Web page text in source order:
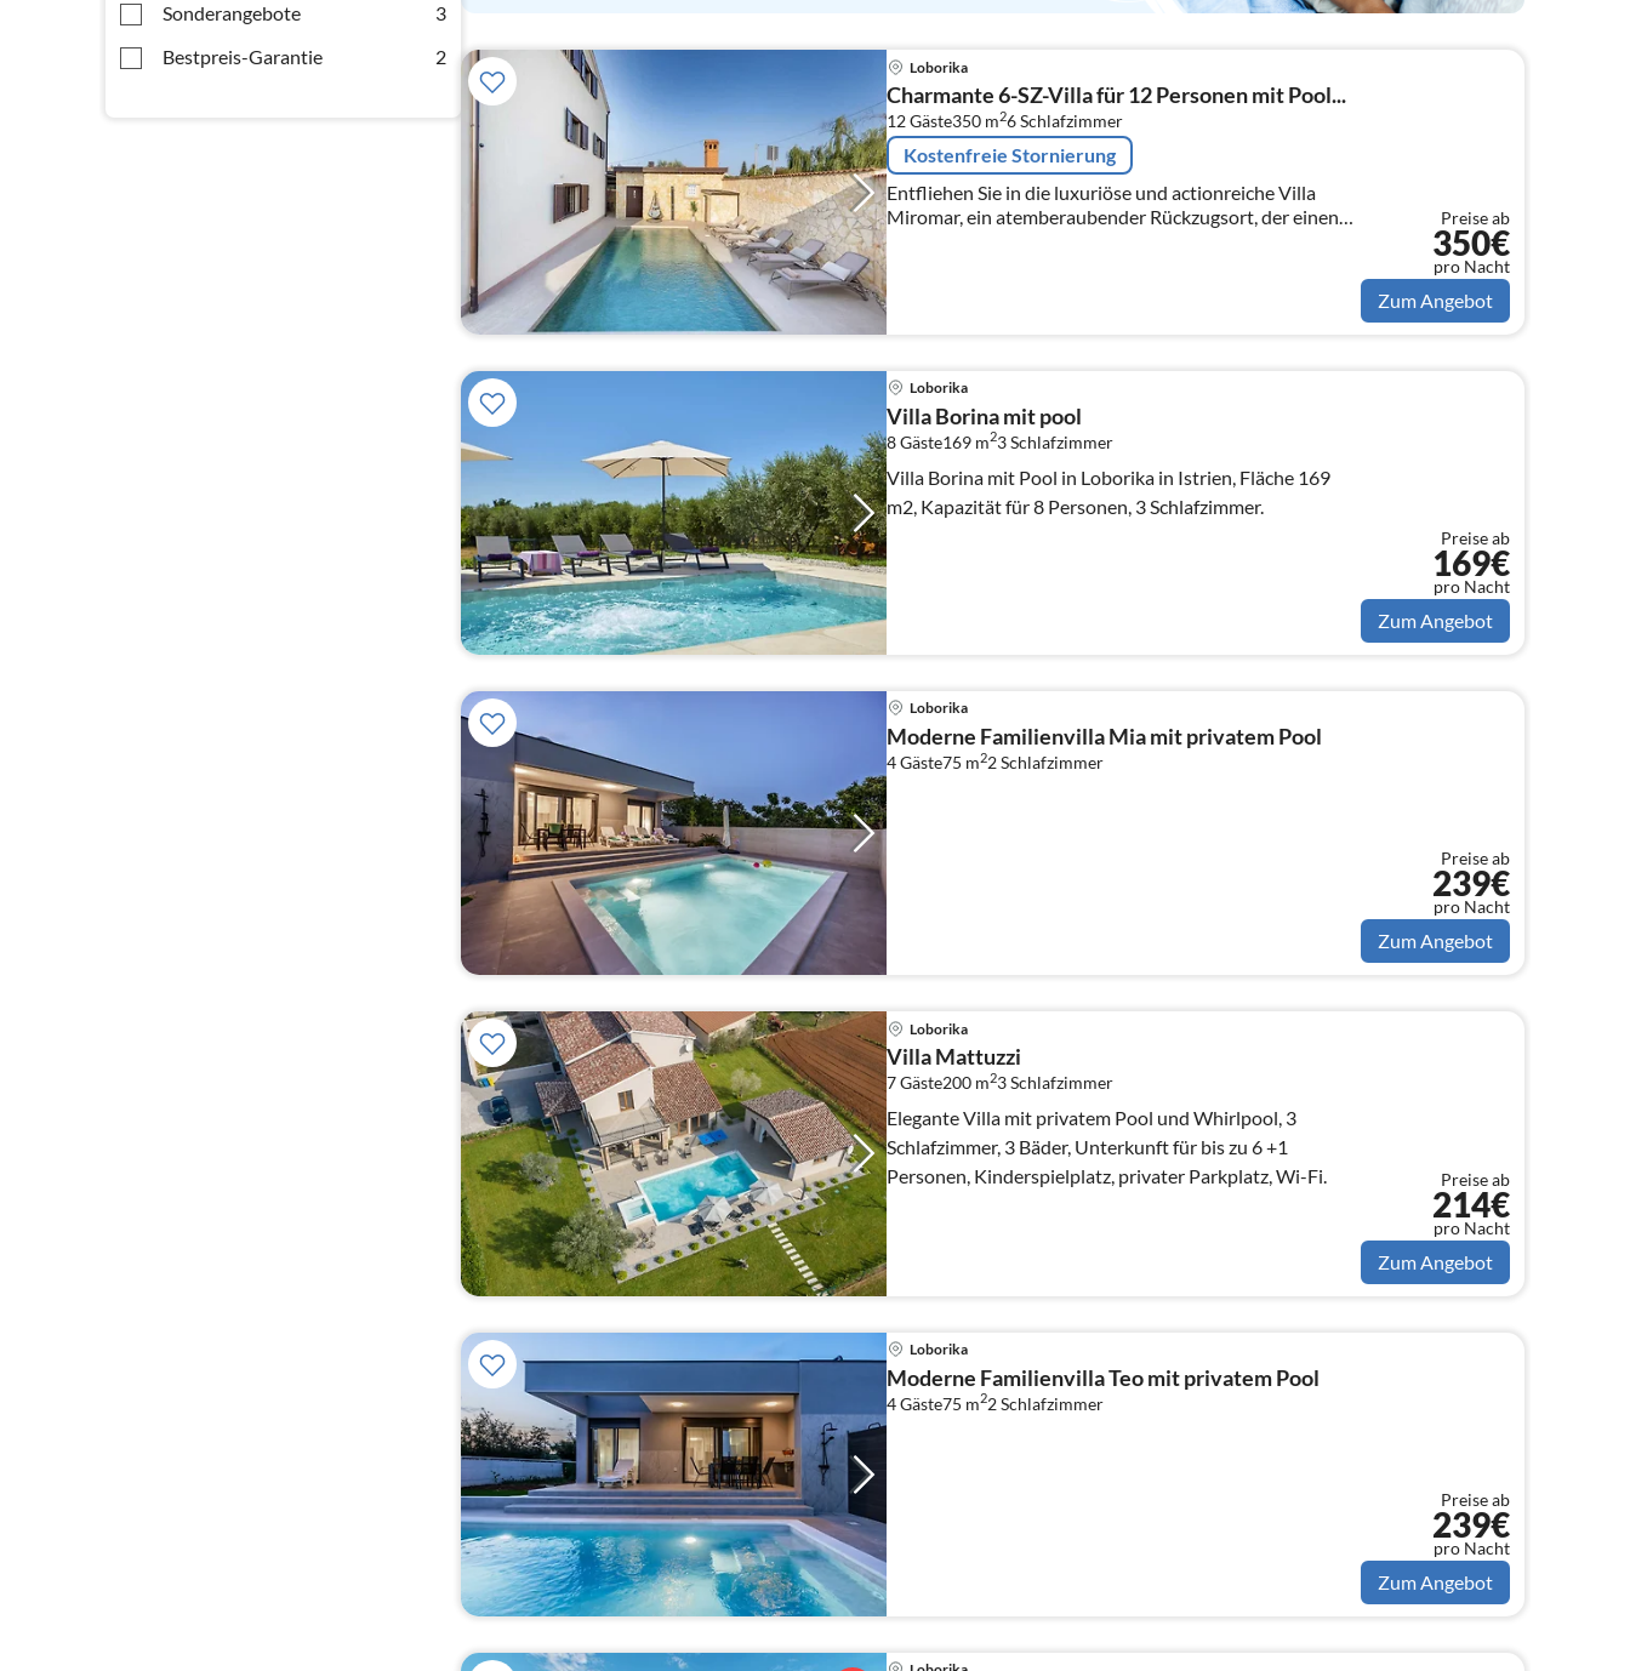
Sonderangebote
3
Bestpreis-Garantie
2 Loborika
Charmante 6-SZ-Villa für 12 Personen mit Pool...
12 Gäste350 m26Schlafzimmer
Kostenfreie Stornierung
Entfliehen Sie in die luxuriöse und actionreiche Villa
Miromar, ein atemberaubender Rückzugsort, der einen
unvergesslichen Urlaub für alle verspricht, die einen
aktiven Urlaub erle...
Preise ab
350€
pro Nacht
Zum Angebot
Loborika
Villa Borina mit pool
8 Gäste169 m23Schlafzimmer
Villa Borina mit Pool in Loborika in Istrien, Fläche 169
m2, Kapazität für 8 Personen, 3 Schlafzimmer.
Preise ab
169€
pro Nacht
Zum Angebot
Loborika
Moderne Familienvilla Mia mit privatem Pool
4 Gäste75 m22Schlafzimmer
Preise ab
239€
pro Nacht
Zum Angebot
Loborika
Villa Mattuzzi
7 Gäste200 m23Schlafzimmer
Elegante Villa mit privatem Pool und Whirlpool, 3
Schlafzimmer, 3 Bäder, Unterkunft für bis zu 6 +1
Personen, Kinderspielplatz, privater Parkplatz, Wi-Fi.
Preise ab
214€
pro Nacht
Zum Angebot
Loborika
Moderne Familienvilla Teo mit privatem Pool
4 Gäste75 m22Schlafzimmer
Preise ab
239€
pro Nacht
Zum Angebot